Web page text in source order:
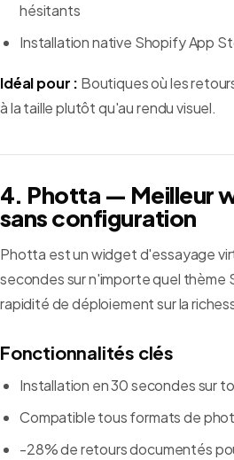
hésitants
Installation native Shopify App
Idéal pour : Boutiques où les
à la taille plutôt qu'au rendu visuel.
4. Photta — Meilleur
sans configuration
Photta est un widget d'essayage
secondes sur n'importe quel thème
rapidité de déploiement sur la
Fonctionnalités clés
Installation en 30 secondes sur
Compatible tous formats de
-28% de retours documentés